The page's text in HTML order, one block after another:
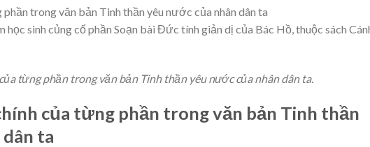
trong văn bản Tinh thần yêu nước của nhân dân ta
sinh củng cố phần Soạn bài Đức tính giản dị của Bác Hồ, thuộc sách
từng phần trong văn bản Tinh thần yêu nước của nhân dân ta.
của từng phần trong văn bản Tinh thần
ta